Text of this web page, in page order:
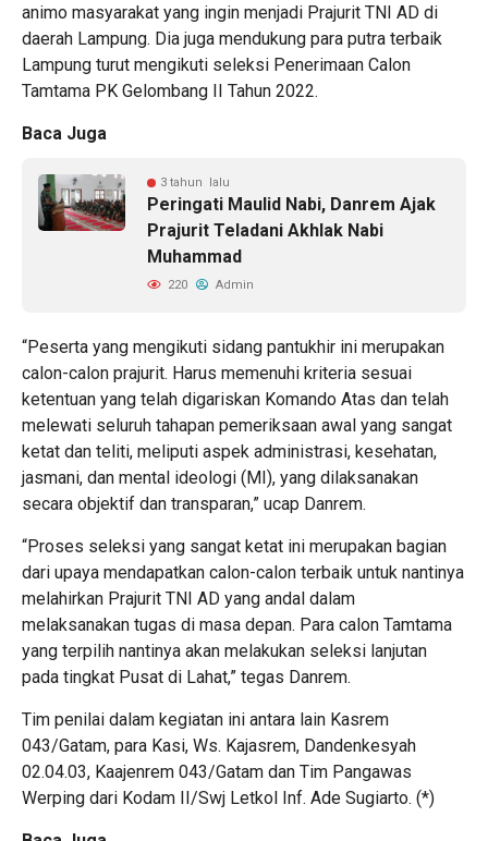
animo masyarakat yang ingin menjadi Prajurit TNI AD di
daerah Lampung. Dia juga mendukung para putra terbaik
Lampung turut mengikuti seleksi Penerimaan Calon
Tamtama PK Gelombang II Tahun 2022.
Baca Juga
3 tahun lalu
Peringati Maulid Nabi, Danrem Ajak
Prajurit Teladani Akhlak Nabi
Muhammad
220 Admin
“Peserta yang mengikuti sidang pantukhir ini merupakan
calon-calon prajurit. Harus memenuhi kriteria sesuai
ketentuan yang telah digariskan Komando Atas dan telah
melewati seluruh tahapan pemeriksaan awal yang sangat
ketat dan teliti, meliputi aspek administrasi, kesehatan,
jasmani, dan mental ideologi (MI), yang dilaksanakan
secara objektif dan transparan,” ucap Danrem.
“Proses seleksi yang sangat ketat ini merupakan bagian
dari upaya mendapatkan calon-calon terbaik untuk nantinya
melahirkan Prajurit TNI AD yang andal dalam
melaksanakan tugas di masa depan. Para calon Tamtama
yang terpilih nantinya akan melakukan seleksi lanjutan
pada tingkat Pusat di Lahat,” tegas Danrem.
Tim penilai dalam kegiatan ini antara lain Kasrem
043/Gatam, para Kasi, Ws. Kajasrem, Dandenkesyah
02.04.03, Kaajenrem 043/Gatam dan Tim Pangawas
Werping dari Kodam II/Swj Letkol Inf. Ade Sugiarto. (*)